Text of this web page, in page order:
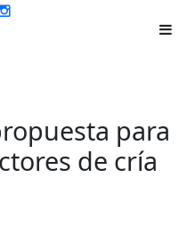
para
de cría